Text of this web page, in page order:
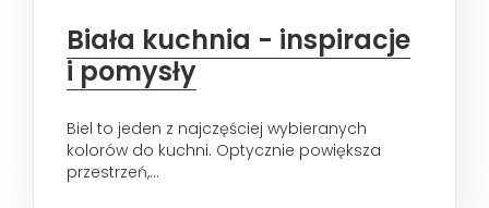
Biała kuchnia - inspiracje
i pomysły
Biel to jeden z najczęściej wybieranych
kolorów do kuchni. Optycznie powiększa
przestrzeń,...